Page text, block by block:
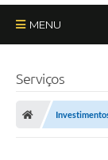
MENU
Certificações
Serviços